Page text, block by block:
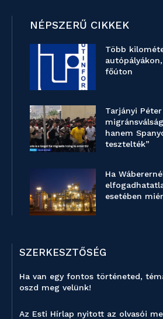
NÉPSZERŰ CIKKEK
Több
főúton
Tarjányi
hanem
tesztelték”
Ha
esetében
SZERKESZTŐSÉG
Ha van egy fontos történeted,
oszd meg velünk!
Az Esti Hírlap nyitott az olvasói